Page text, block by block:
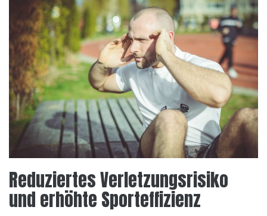
Reduziertes Verletzungsrisiko
und erhöhte Sporteffizienz